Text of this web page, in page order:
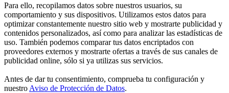
Para ello, recopilamos datos sobre nuestros usuarios, su
comportamiento y sus dispositivos. Utilizamos estos datos para
optimizar constantemente nuestro sitio web y mostrarte publicidad y
contenidos personalizados, así como para analizar las estadísticas de
uso. También podemos comparar tus datos encriptados con
proveedores externos y mostrarte ofertas a través de sus canales de
publicidad online, sólo si ya utilizas sus servicios.
Antes de dar tu consentimiento, comprueba tu configuración y
nuestro Aviso de Protección de Datos.